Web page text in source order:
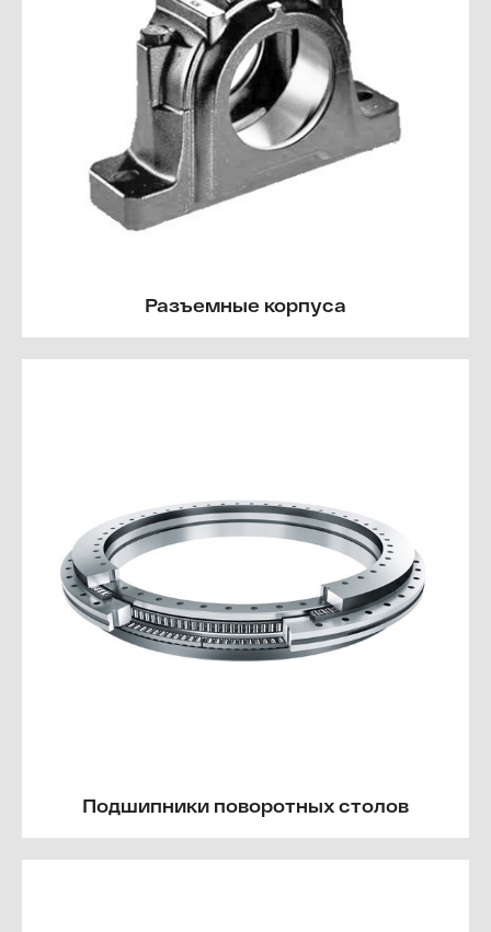
Разъемные корпуса
Подшипники поворотных столов